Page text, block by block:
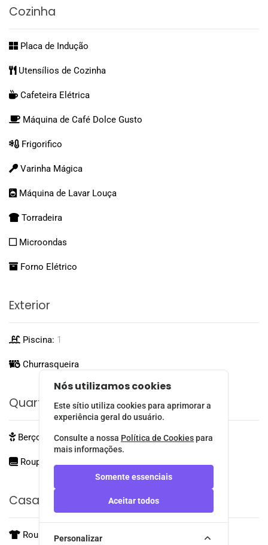
Cozinha
Placa de Indução
Utensílios de Cozinha
Cafeteira Elétrica
Máquina de Café Dolce Gusto
Frigorifico
Varinha Mágica
Máquina de Lavar Louça
Torradeira
Microondas
Forno Elétrico
Exterior
Piscina: 1
Churrasqueira
Quarto
Berço:
Roupa de Cama
Casa De Banho
Roupa de Banho
Nós utilizamos cookies
Este sítio utiliza cookies para aprimorar a
experiência geral do usuário.
Consulte a nossa Política de Cookiespara
mais informações.
Somente essenciais
Aceitar todos
Personalizar